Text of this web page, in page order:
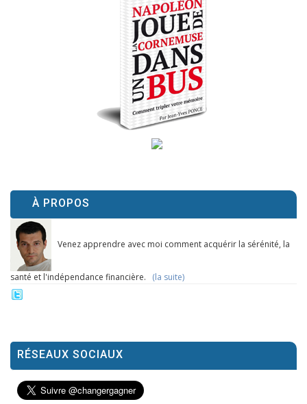
À PROPOS
Venez apprendre avec moi comment acquérir la sérénité, la
santé et l'indépendance financière. (la suite)
RÉSEAUX SOCIAUX